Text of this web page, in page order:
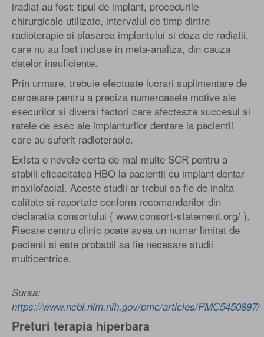
iradiat au fost: tipul de implant, procedurile
chirurgicale utilizate, intervalul de timp dintre
radioterapie si plasarea implantului si doza de radiatii,
care nu au fost incluse in meta-analiza, din cauza
datelor insuficiente.
Prin urmare, trebuie efectuate lucrari suplimentare de
cercetare pentru a preciza numeroasele motive ale
esecurilor si diversi factori care afecteaza succesul si
ratele de esec ale implanturilor dentare la pacientii
care au suferit radioterapie.
Exista o nevoie certa de mai multe SCR pentru a
stabili eficacitatea HBO la pacientii cu implant dentar
maxilofacial. Aceste studii ar trebui sa fie de inalta
calitate si raportate conform recomandarilor din
declaratia consortului ( www.consort-statement.org/ ).
Fiecare centru clinic poate avea un numar limitat de
pacienti si este probabil sa fie necesare studii
multicentrice.
Sursa:
https://www.ncbi.nlm.nih.gov/pmc/articles/PMC5450897/
Preturi terapia hiperbara